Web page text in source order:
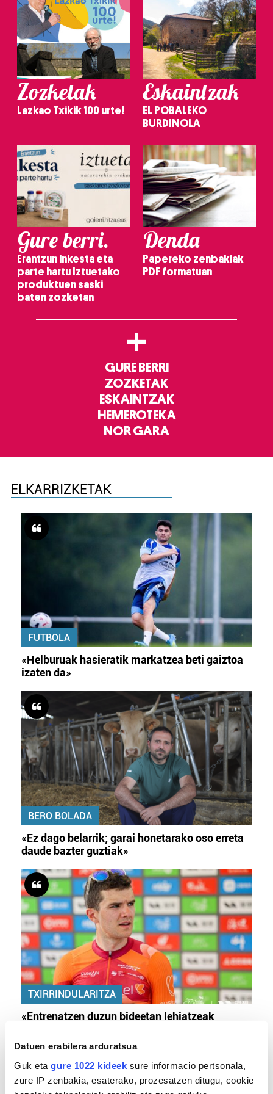
Datuen erabilera arduratsua
Guk eta gure 1022 kideek sure informacio pertsonala,
zure IP zenbakia, esaterako, prozesatzen ditugu, cookie
Zozketak
Lazkao Txikik 100 urte!
Eskaintzak
EL POBALEKO
BURDINOLA
Gure berri.
Erantzun inkesta eta
parte hartu Iztuetako
produktuen saski
baten zozketan
Denda
Papereko zenbakiak
PDF formatuan
+
GURE BERRI
ZOZKETAK
ESKAINTZAK
HEMEROTEKA
NOR GARA
ELKARRIZKETAK
FUTBOLA
«Helburuak hasieratik markatzea beti gaiztoa
izaten da»
BERO BOLADA
«Ez dago belarrik; garai honetarako oso erreta
daude bazter guztiak»
TXIRRINDULARITZA
«Entrenatzen duzun bideetan lehiatzeak